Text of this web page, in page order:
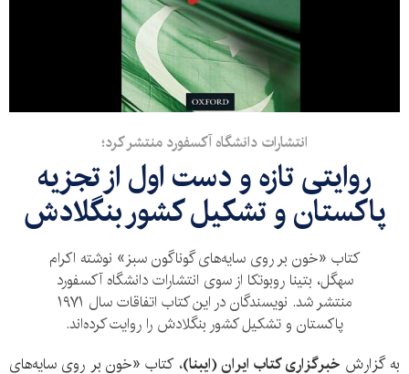
انتشارات دانشگاه آکسفورد منتشر کرد؛
روایتی تازه و دست اول از تجزیه
پاکستان و تشکیل کشور بنگلادش
کتاب «خون بر روی سایه‌های گوناگون سبز» نوشته اکرام
سهگل، بتینا روبوتکا از سوی انتشارات دانشگاه آکسفورد
منتشر شد. نویسندگان در این کتاب اتفاقات سال ۱۹۷۱
پاکستان و تشکیل کشور بنگلادش را روایت کرده‌اند.
به گزارش خبرگزاری کتاب ایران (ایبنا)، کتاب «خون بر روی سایه‌های